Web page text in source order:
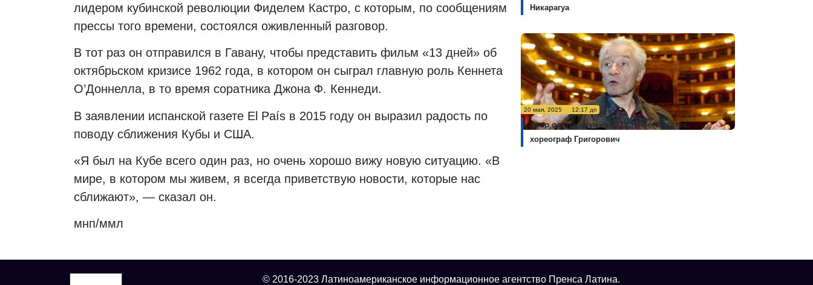
лидером кубинской революции Фиделем Кастро, с которым, по сообщениям
прессы того времени, состоялся оживленный разговор.
В тот раз он отправился в Гавану, чтобы представить фильм «13 дней» об
октябрьском кризисе 1962 года, в котором он сыграл главную роль Кеннета
О’Доннелла, в то время соратника Джона Ф. Кеннеди.
В заявлении испанской газете El País в 2015 году он выразил радость по
поводу сближения Кубы и США.
«Я был на Кубе всего один раз, но очень хорошо вижу новую ситуацию. «В
мире, в котором мы живем, я всегда приветствую новости, которые нас
сближают», — сказал он.
мнп/ммл
Никарагуа
20 мая, 2025 12:17 дп
Умер один из кумиров Большого театра,
хореограф Григорович
© 2016-2023 Латиноамериканское информационное агентство Пренса Латина.